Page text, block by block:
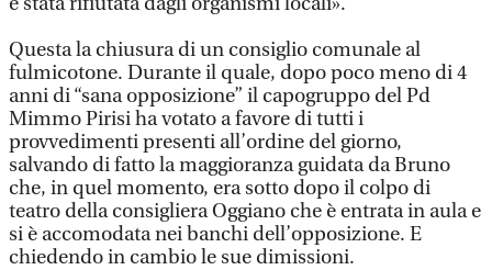
Questa la chiusura di un consiglio comunale al
fulmicotone. Durante il quale, dopo poco meno di 4
anni di “sana opposizione” il capogruppo del Pd
Mimmo Pirisi ha votato a favore di tutti i
provvedimenti presenti all’ordine del giorno,
salvando di fatto la maggioranza guidata da Bruno
che, in quel momento, era sotto dopo il colpo di
teatro della consigliera Oggiano che è entrata in aula e
si è accomodata nei banchi dell’opposizione. E
chiedendo in cambio le sue dimissioni.